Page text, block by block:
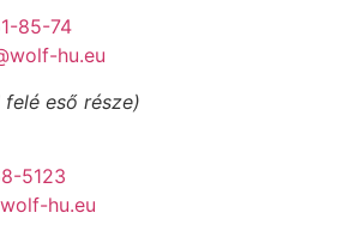
85-74
hu.eu
eső része)
5123
hu.eu